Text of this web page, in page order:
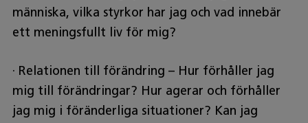
människa, vilka styrkor har jag och vad innebär
ett meningsfullt liv för mig?
· Relationen till förändring – Hur förhåller jag
mig till förändringar? Hur agerar och förhåller
jag mig i föränderliga situationer? Kan jag